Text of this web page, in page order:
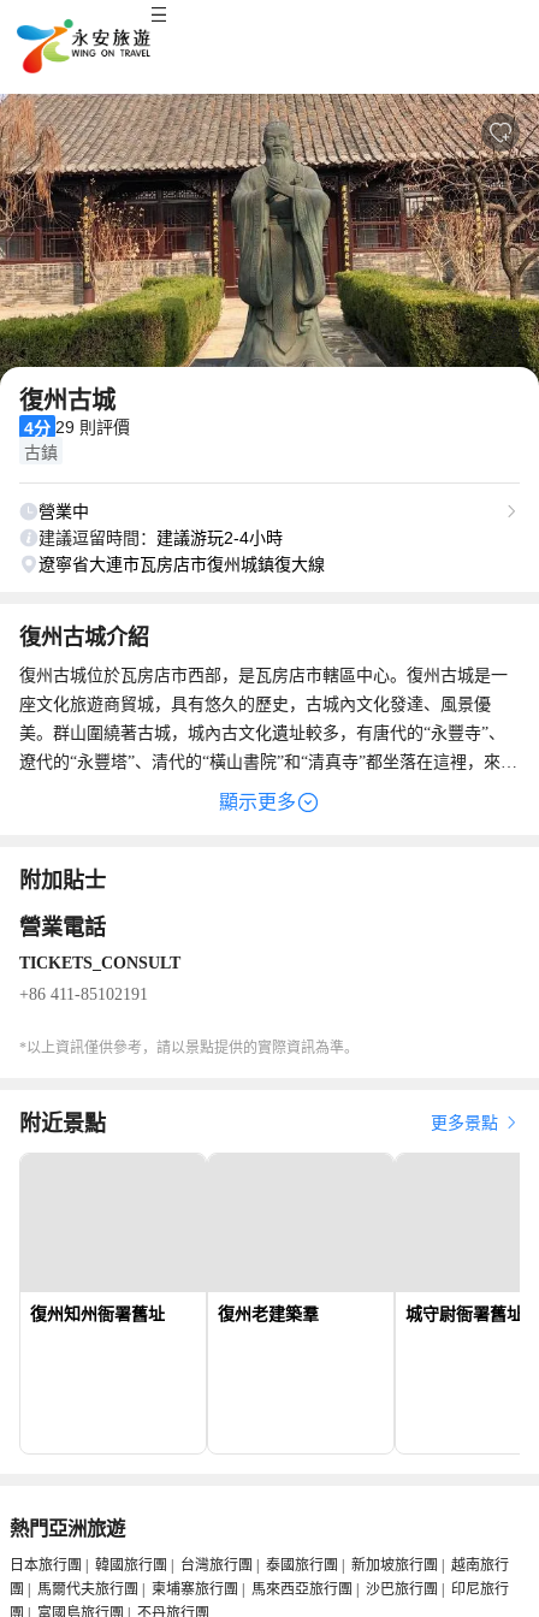
2/8
復州古城
4分 29 則評價
古鎮
營業中
建議逗留時間： 建議游玩2-4小時
遼寧省大連市瓦房店市復州城鎮復大線
復州古城介紹
復州古城位於瓦房店市西部，是瓦房店市轄區中心。復州古城是一
座文化旅遊商貿城，具有悠久的歷史，古城內文化發達、風景優
美。群山圍繞著古城，城內古文化遺址較多，有唐代的“永豐寺”、
遼代的“永豐塔”、清代的“橫山書院”和“清真寺”都坐落在這裡，來這
裡觀光，了解一下古城的歷史是個不錯的選擇。
顯示更多
附加貼士
營業電話
TICKETS_CONSULT
+86 411-85102191
*以上資訊僅供參考，請以景點提供的實際資訊為準。
附近景點 更多景點
復州知州衙署舊址 復州老建築羣 城守尉衙署舊址
熱門亞洲旅遊
日本旅行團 | 韓國旅行團 | 台灣旅行團 | 泰國旅行團 | 新加坡旅行團 | 越南旅行
團 | 馬爾代夫旅行團 | 柬埔寨旅行團 | 馬來西亞旅行團 | 沙巴旅行團 | 印尼旅行
團 | 富國島旅行團 | 不丹旅行團